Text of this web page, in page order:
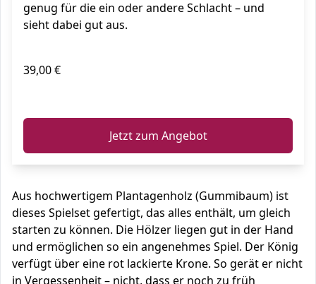
genug für die ein oder andere Schlacht – und
sieht dabei gut aus.
39,00 €
Jetzt zum Angebot
Aus hochwertigem Plantagenholz (Gummibaum) ist
dieses Spielset gefertigt, das alles enthält, um gleich
starten zu können. Die Hölzer liegen gut in der Hand
und ermöglichen so ein angenehmes Spiel. Der König
verfügt über eine rot lackierte Krone. So gerät er nicht
in Vergessenheit – nicht, dass er noch zu früh